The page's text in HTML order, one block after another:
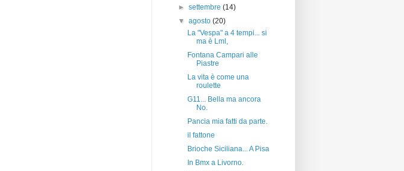
►settembre(14)
▼agosto(20)
La "Vespa" a 4 tempi... si
ma è Lml,
Fontana Campari alle
Piastre
La vita è come una
roulette
G11... Bella ma ancora
No.
Pancia mia fatti da parte.
il fattone
Brioche Siciliana... A Pisa
In Bmx a Livorno.